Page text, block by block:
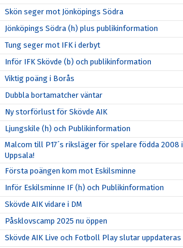
Skön seger mot Jönköpings Södra
Jönköpings Södra (h) plus publikinformation
Tung seger mot IFK i derbyt
Inför IFK Skövde (b) och publikinformation
Viktig poäng i Borås
Dubbla bortamatcher väntar
Ny storförlust för Skövde AIK
Ljungskile (h) och Publikinformation
Malcom till P17´s riksläger för spelare födda 2008 i
Uppsala!
Första poängen kom mot Eskilsminne
Inför Eskilsminne IF (h) och Publikinformation
Skövde AIK vidare i DM
Påsklovscamp 2025 nu öppen
Skövde AIK Live och Fotboll Play slutar uppdateras